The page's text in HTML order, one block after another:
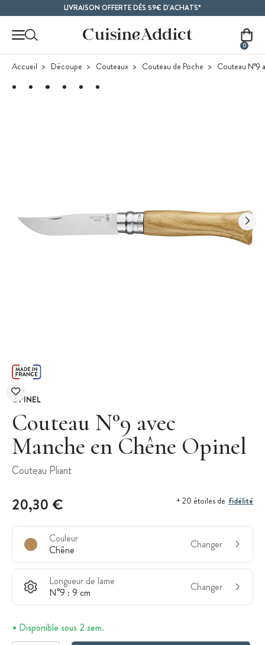
LIVRAISON OFFERTE DÈS 59€ D'ACHATS*
0
Accueil Découpe Couteaux Couteau de Poche Couteau N°9
OPINEL
Couteau N°9 avec
Manche en Chêne Opinel
Couteau Pliant
20,30 € + 20 étoiles de fidélité
Couleur
Chêne
Changer
Longueur de lame
N°9 : 9 cm
Changer
Disponible sous 2 sem.